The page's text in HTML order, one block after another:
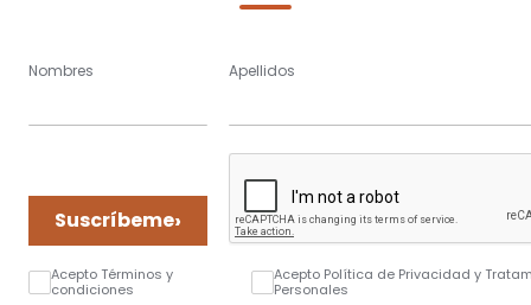
Nombres Apellidos
Suscríbeme›
Acepto Términos y
condiciones
Acepto Política de Privacidad y
Personales